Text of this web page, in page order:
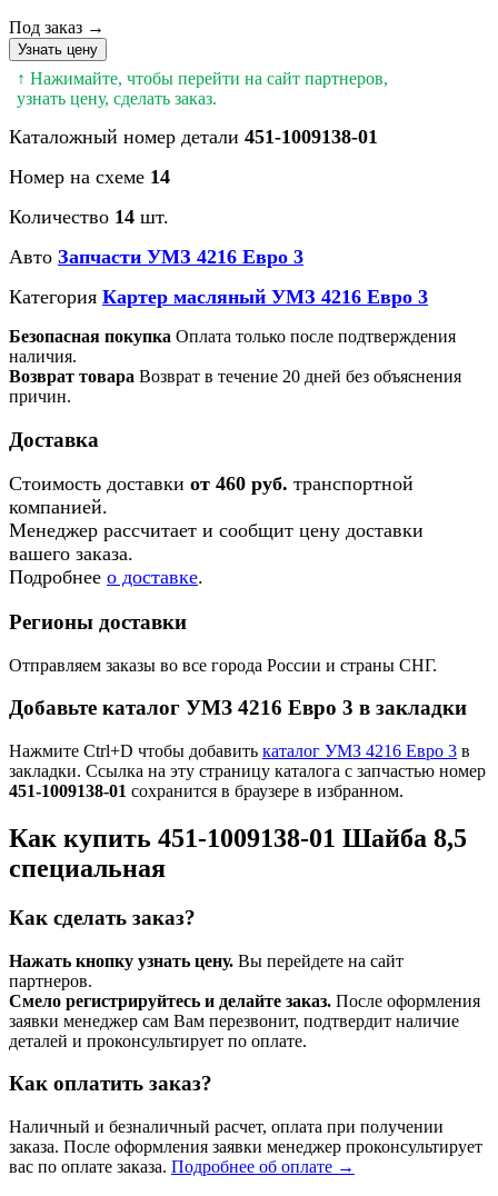
Под заказ →
Узнать цену
↑ Нажимайте, чтобы перейти на сайт партнеров,
узнать цену, сделать заказ.
Каталожный номер детали 451-1009138-01
Номер на схеме 14
Количество 14 шт.
Авто Запчасти УМЗ 4216 Евро 3
Категория Картер масляный УМЗ 4216 Евро 3
Безопасная покупка Оплата только после подтверждения
наличия.
Возврат товара Возврат в течение 20 дней без объяснения
причин.
Доставка
Стоимость доставки от 460 руб. транспортной
компанией.
Менеджер рассчитает и сообщит цену доставки
вашего заказа.
Подробнее о доставке.
Регионы доставки
Отправляем заказы во все города России и страны СНГ.
Добавьте каталог УМЗ 4216 Евро 3 в закладки
Нажмите Ctrl+D чтобы добавить каталог УМЗ 4216 Евро 3 в
закладки. Ссылка на эту страницу каталога с запчастью номер
451-1009138-01 сохранится в браузере в избранном.
Как купить 451-1009138-01 Шайба 8,5
специальная
Как сделать заказ?
Нажать кнопку узнать цену. Вы перейдете на сайт
партнеров.
Смело регистрируйтесь и делайте заказ. После оформления
заявки менеджер сам Вам перезвонит, подтвердит наличие
деталей и проконсультирует по оплате.
Как оплатить заказ?
Наличный и безналичный расчет, оплата при получении
заказа. После оформления заявки менеджер проконсультирует
вас по оплате заказа. Подробнее об оплате →